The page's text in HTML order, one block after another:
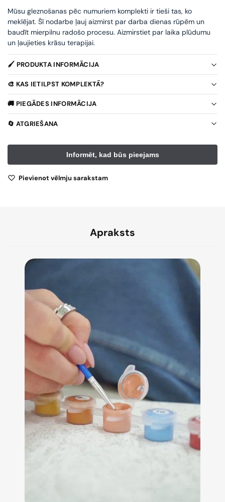
Mūsu gleznošanas pēc numuriem komplekti ir tieši tas, ko
meklējat. Šī nodarbe ļauj aizmirst par darba dienas rūpēm un
baudīt mierpilnu radošo procesu. Aizmirstiet par laika plūdumu
un ļaujieties krāsu terapijai.
🖌️ PRODUKTA INFORMĀCIJA
🎨 KAS IETILPST KOMPLEKTĀ?
🚚 PIEGĀDES INFORMĀCIJA
🔄 ATGRIEŠANA
Pievienot vēlmju sarakstam
Apraksts